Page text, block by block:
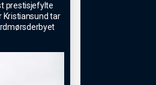
prestisjefylte
Kristiansund tar